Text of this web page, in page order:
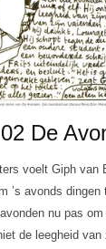
De
voelt Giph van
’s avonds dingen
nu pas om
de leegheid van